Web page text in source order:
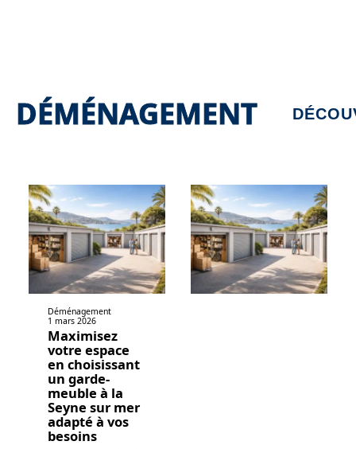
DÉMÉNAGEMENT
Déménagement
1 mars 2026
Maximisez
votre espace
en choisissant
un garde-
meuble à la
Seyne sur mer
adapté à vos
besoins